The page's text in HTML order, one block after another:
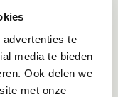
te
media te bieden
Ook delen we
met onze